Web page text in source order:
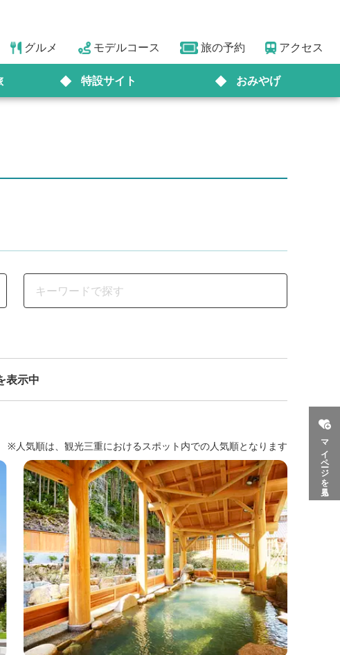
グルメ モデルコース 旅の予約 アクセス
特設サイト おみやげ
マイページを見る
表示中
※人気順は、観光三重におけるスポット内での人気順となります